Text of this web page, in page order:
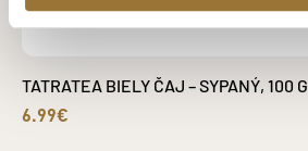
TATRATEA BIELY ČAJ – SYPANÝ, 100 G
6.99€